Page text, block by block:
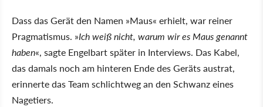
Dass das Gerät den Namen Maus erhielt, war reiner
Pragmatismus. Ich weiß nicht, warum wir es Maus genannt
haben , sagte Engelbart später in Interviews. Das Kabel,
das damals noch am hinteren Ende des Geräts austrat,
erinnerte das Team schlichtweg an den Schwanz eines
Nagetiers.